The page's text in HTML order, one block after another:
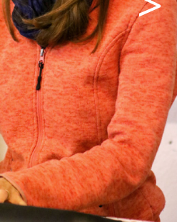
managen, sehr
herausfordernd,
für das OK zu
zu zehnt, es
solche, die bis
zur Sache hatten.
wir tragen das
Unterstützung in
sie auch vom
Verein zur